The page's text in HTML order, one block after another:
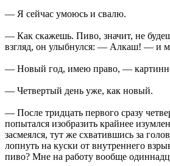
— Я сейчас умоюсь и свалю.
— Как скажешь. Пиво, значит, не
взгляд, он улыбнулся: — Алкаш! — и
— Новый год, имею право, — картинно
— Четвертый день уже, как новый.
— После тридцать первого сразу
попытался изобразить крайнее
засмеялся, тут же схватившись за
лопнуть на куски от внутреннего
пиво? Мне на работу вообще